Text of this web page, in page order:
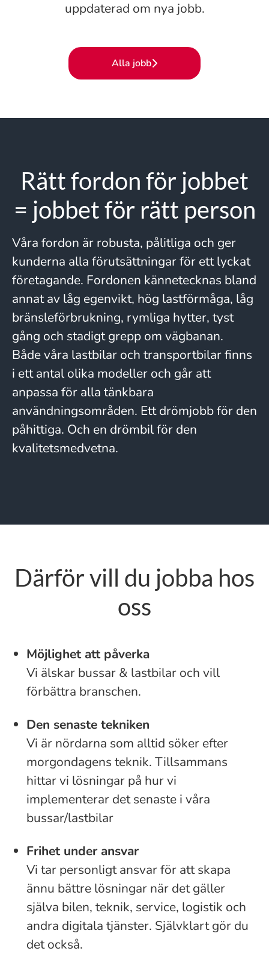
uppdaterad om nya jobb.
Alla jobb
Rätt fordon för jobbet
= jobbet för rätt person
Våra fordon är robusta, pålitliga och ger
kunderna alla förutsättningar för ett lyckat
företagande. Fordonen kännetecknas bland
annat av låg egenvikt, hög lastförmåga, låg
bränsleförbrukning, rymliga hytter, tyst
gång och stadigt grepp om vägbanan.
Både våra lastbilar och transportbilar finns
i ett antal olika modeller och går att
anpassa för alla tänkbara
användningsområden. Ett drömjobb för den
påhittiga. Och en drömbil för den
kvalitetsmedvetna.
Därför vill du jobba hos
oss
Möjlighet att påverka
Vi älskar bussar & lastbilar och vill
förbättra branschen.
Den senaste tekniken
Vi är nördarna som alltid söker efter
morgondagens teknik. Tillsammans
hittar vi lösningar på hur vi
implementerar det senaste i våra
bussar/lastbilar
Frihet under ansvar
Vi tar personligt ansvar för att skapa
ännu bättre lösningar när det gäller
själva bilen, teknik, service, logistik och
andra digitala tjänster. Självklart gör du
det också.